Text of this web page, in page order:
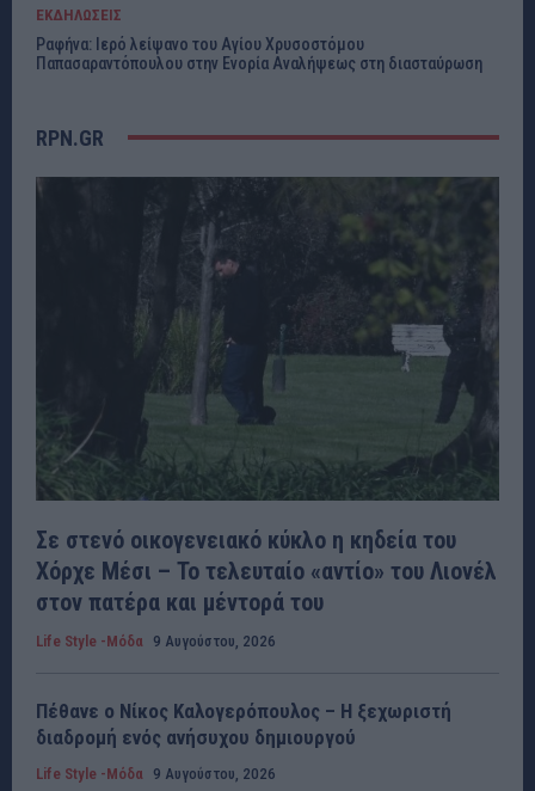
ΕΚΔΗΛΩΣΕΙΣ
Ραφήνα: Ιερό λείψανο του Αγίου Χρυσοστόμου
Παπασαραντόπουλου στην Ενορία Αναλήψεως στη διασταύρωση
RPN.GR
Σε στενό οικογενειακό κύκλο η κηδεία του
Χόρχε Μέσι – Το τελευταίο «αντίο» του Λιονέλ
στον πατέρα και μέντορά του
Life Style -Μόδα 9 Αυγούστου, 2026
Πέθανε ο Νίκος Καλογερόπουλος – Η ξεχωριστή
διαδρομή ενός ανήσυχου δημιουργού
Life Style -Μόδα 9 Αυγούστου, 2026